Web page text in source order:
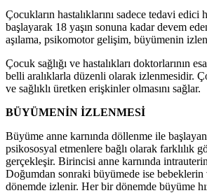
Çocukların hastalıklarını sadece tedavi
başlayarak 18 yaşın sonuna kadar devem
aşılama, psikomotor gelişim, büyümenin
Çocuk sağlığı ve hastalıkları doktorlarının
belli aralıklarla düzenli olarak izlenmesidir.
ve sağlıklı üretken erişkinler olmasını sağlar.
BÜYÜMENİN İZLENMESİ
Büyüme anne karnında döllenme ile
psikososyal etmenlere bağlı olarak farklılık
gerçekleşir. Birincisi anne karnında
Doğumdan sonraki büyümede ise bebeklerin
dönemde izlenir. Her bir dönemde büyüme